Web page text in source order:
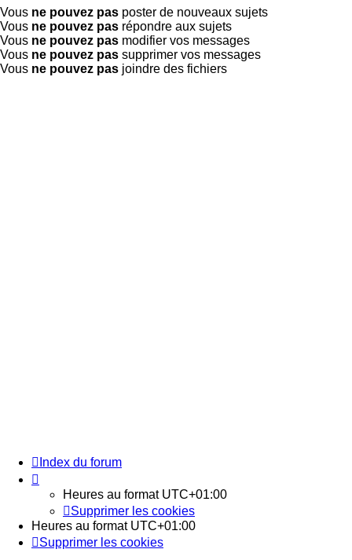
Vous ne pouvez pas poster de nouveaux sujets
Vous ne pouvez pas répondre aux sujets
Vous ne pouvez pas modifier vos messages
Vous ne pouvez pas supprimer vos messages
Vous ne pouvez pas joindre des fichiers
Index du forum
Heures au format UTC+01:00
Supprimer les cookies
Heures au format UTC+01:00
Supprimer les cookies